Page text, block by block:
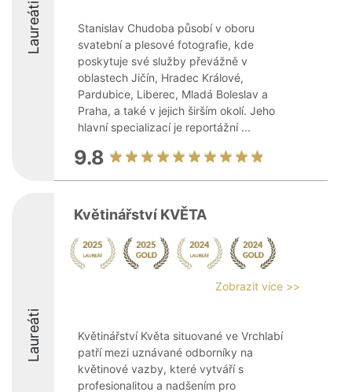
Laureáti
Stanislav Chudoba působí v oboru
svatební a plesové fotografie, kde
poskytuje své služby převážně v
oblastech Jičín, Hradec Králové,
Pardubice, Liberec, Mladá Boleslav a
Praha, a také v jejich širším okolí. Jeho
hlavní specializací je reportážní ...
9.8
Laureáti
Květinářství KVĚTA
Zobrazit více >>
Květinářství Květa situované ve Vrchlabí
patří mezi uznávané odborníky na
květinové vazby, které vytváří s
profesionalitou a nadšením pro